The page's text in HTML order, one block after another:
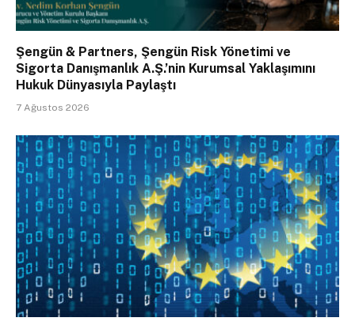
Şengün & Partners, Şengün Risk Yönetimi ve
Sigorta Danışmanlık A.Ş.’nin Kurumsal Yaklaşımını
Hukuk Dünyasıyla Paylaştı
7 Ağustos 2026